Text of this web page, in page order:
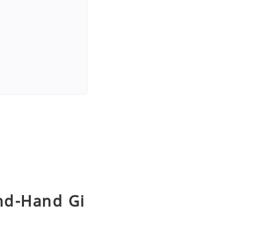
Hand Gi